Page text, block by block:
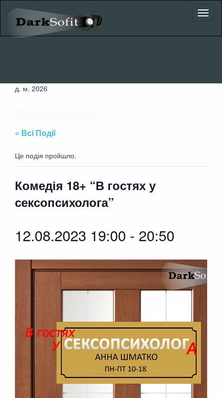
д. м. 2026
« Всі Події
Це подія пройшло.
Комедія 18+ “В гостях у
сексопсихолога”
12.08.2023 19:00 - 20:50